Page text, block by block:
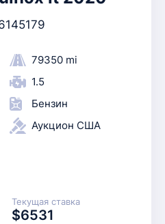
79350 mi
1.5
Бензин
Аукцион США
Текущая ставка
$6531